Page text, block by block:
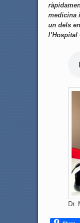
medicina
un dels
l’Hospital
Dr.